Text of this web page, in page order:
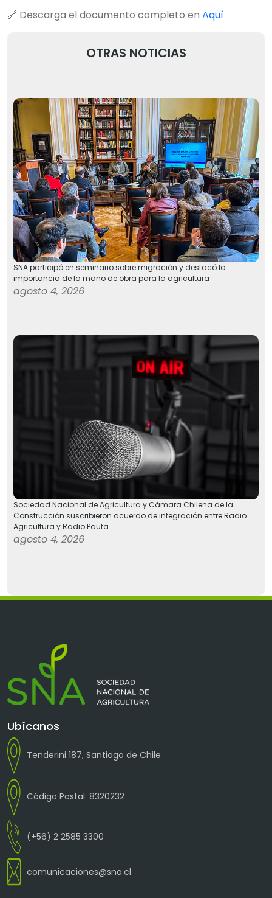
🔗 Descarga el documento completo en Aquí
OTRAS NOTICIAS
SNA participó en seminario sobre migración y destacó la
importancia de la mano de obra para la agricultura
agosto 4, 2026
Sociedad Nacional de Agricultura y Cámara Chilena de la
Construcción suscribieron acuerdo de integración entre Radio
Agricultura y Radio Pauta
agosto 4, 2026
Ubícanos
Tenderini 187, Santiago de Chile
Código Postal: 8320232
(+56) 2 2585 3300
comunicaciones@sna.cl